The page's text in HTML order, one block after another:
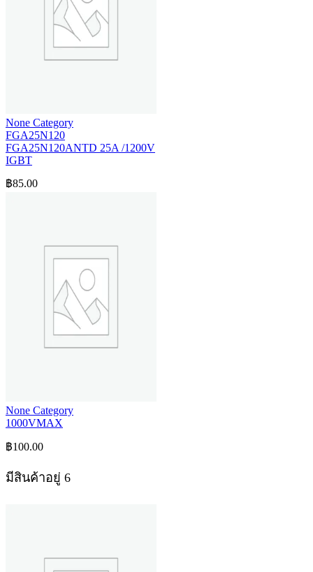
None Category
FGA25N120
FGA25N120ANTD 25A /1200V
IGBT
฿85.00
None Category
1000VMAX
฿100.00
มีสินค้าอยู่ 6